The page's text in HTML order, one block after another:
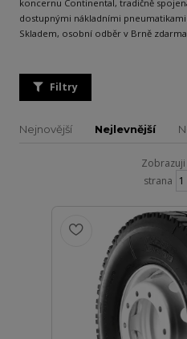
koncernu Continental, tradičně
dostupnými nákladními
Skladem, osobní odběr v Brně
Filtry
Nejnovější Nejlevnější
Zobrazuji
strana